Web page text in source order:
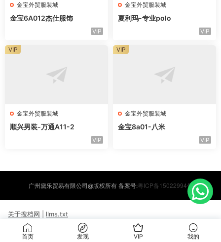
金宝外贸服装城
金宝6A012杰仕服饰
VIP
金宝外贸服装城
夏利玛-专业polo
VIP
金宝外贸服装城
顺兴男装-万通A11-2
VIP
VIP
金宝外贸服装城
金宝8a01-八米
VIP
VIP
广州黛乐贸易有限公司@版权所有 备案号:粤ICP备15022994号
首页 发现 VIP 我的
关于搜档网 llms.txt